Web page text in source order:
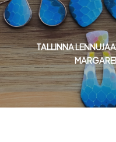
TALLINNA